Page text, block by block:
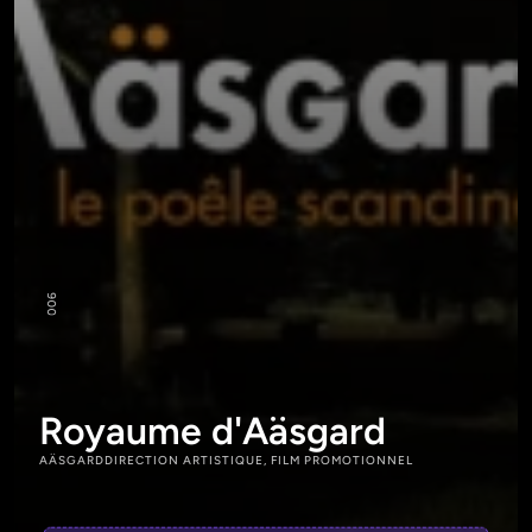
00
6
Royaume d'Aäsgard
AÄSGARDDIRECTION ARTISTIQUE, FILM PROMOTIONNEL